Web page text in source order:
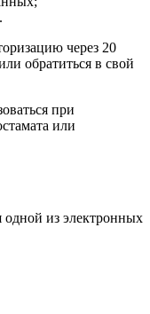
через 20
обратиться в свой
при
или
одной из электронных